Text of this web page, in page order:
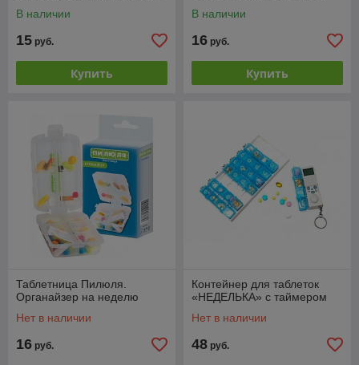
В наличии
15 руб.
Купить
В наличии
16 руб.
Купить
Таблетница Пилюля.
Органайзер на неделю
Нет в наличии
16 руб.
Контейнер для таблеток
«НЕДЕЛЬКА» с таймером
Нет в наличии
48 руб.